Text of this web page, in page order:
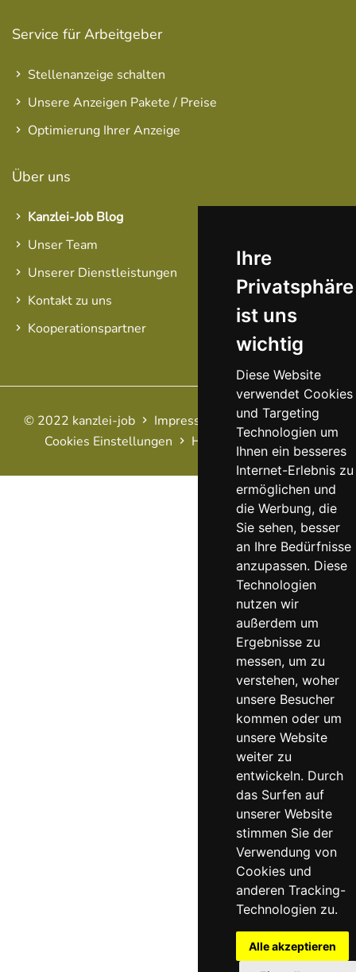
Ihre
Privatsphäre
ist uns
wichtig
Diese Website
verwendet Cookies
und Targeting
Technologien um
Ihnen ein besseres
Internet-Erlebnis zu
ermöglichen und
die Werbung, die
Sie sehen, besser
an Ihre Bedürfnisse
anzupassen. Diese
Technologien
nutzen wir
außerdem um
Ergebnisse zu
messen, um zu
verstehen, woher
unsere Besucher
kommen oder um
unsere Website
weiter zu
entwickeln. Durch
das Surfen auf
unserer Website
stimmen Sie der
Verwendung von
Cookies und
anderen Tracking-
Technologien zu.
Alle akzeptieren
Service für Arbeitgeber
Stellenanzeige schalten
Unsere Anzeigen Pakete / Preise
Optimierung Ihrer Anzeige
Über uns
Kanzlei-Job Blog
Unser Team
Unserer Dienstleistungen
Kontakt zu uns
Kooperationspartner
© 2022 kanzlei-job Impressum AGB
Datenschutz
Cookies Einstellungen
Haftungsausschluss FAQ